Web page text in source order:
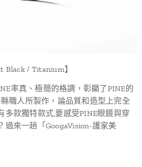
Black / Titanium】
率真、極簡的格調，彰顯了PINE的
職人所製作，論品質和造型上完全
多款獨特款式,要感受PINE眼鏡與穿
過來一趟「GoogaVision-護家美